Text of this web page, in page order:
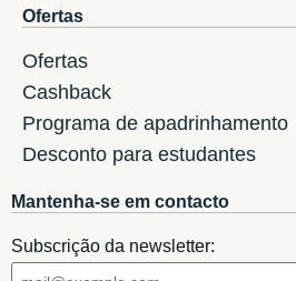
Ofertas
Ofertas
Cashback
Programa de apadrinhamento
Desconto para estudantes
Mantenha-se em contacto
Subscrição da newsletter: